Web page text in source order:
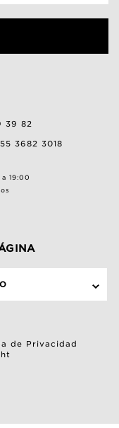
39 82
3682 3018
19:00
de Privacidad